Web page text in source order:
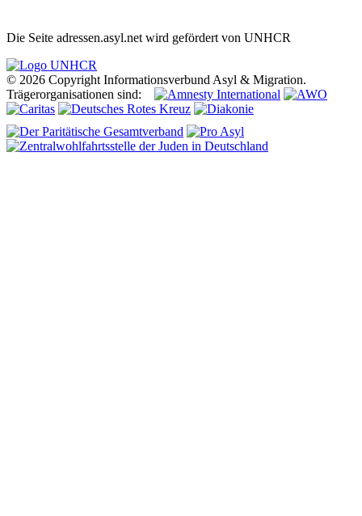
Die Seite adressen.asyl.net wird gefördert von UNHCR
© 2026 Copyright Informationsverbund Asyl & Migration.
Trägerorganisationen sind: